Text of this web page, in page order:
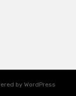
by WordPress